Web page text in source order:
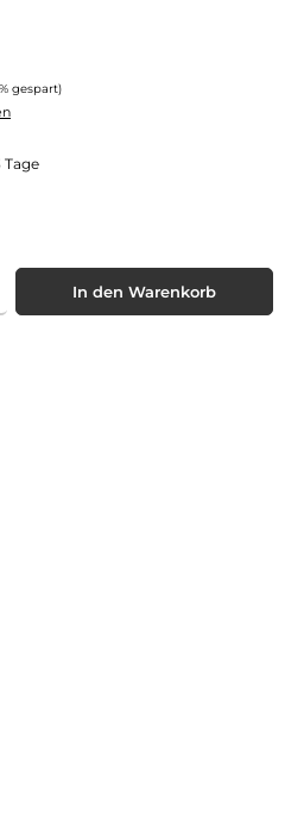
gespart)
Tage
nicht verfügbar.)
Wert ein oder benutze die
In den Warenkorb